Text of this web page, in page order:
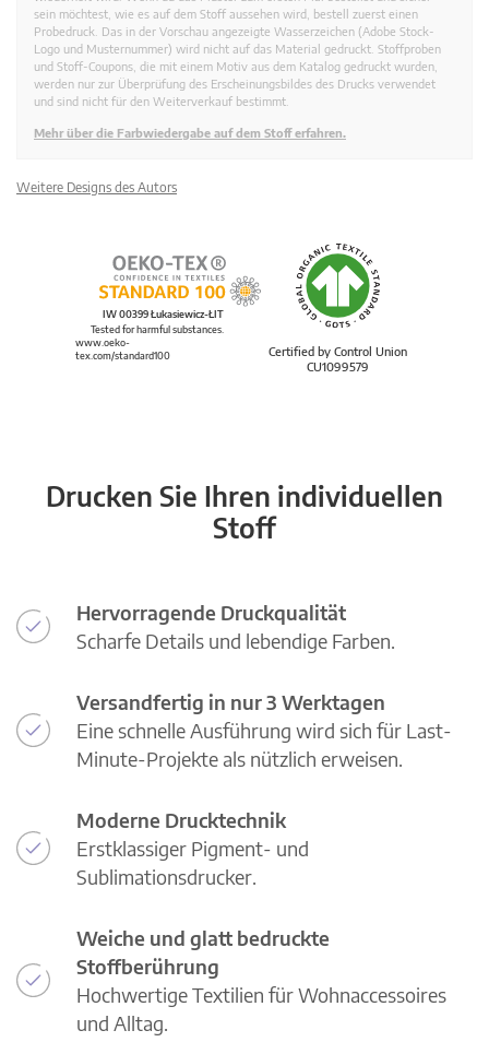
sein möchtest, wie es auf dem Stoff aussehen wird, bestell zuerst einen
Probedruck. Das in der Vorschau angezeigte Wasserzeichen (Adobe Stock-
Logo und Musternummer) wird nicht auf das Material gedruckt. Stoffproben
und Stoff-Coupons, die mit einem Motiv aus dem Katalog gedruckt wurden,
werden nur zur Überprüfung des Erscheinungsbildes des Drucks verwendet
und sind nicht für den Weiterverkauf bestimmt.
Mehr über die Farbwiedergabe auf dem Stoff erfahren.
Weitere Designs des Autors
Certified by Control Union
CU1099579
IW 00399 Łukasiewicz-ŁIT
Tested for harmful substances.
www.oeko-
tex.com/standard100
Drucken Sie Ihren individuellen
Stoff
Hervorragende Druckqualität
Scharfe Details und lebendige Farben.
Versandfertig in nur 3 Werktagen
Eine schnelle Ausführung wird sich für Last-
Minute-Projekte als nützlich erweisen.
Moderne Drucktechnik
Erstklassiger Pigment- und
Sublimationsdrucker.
Weiche und glatt bedruckte
Stoffberührung
Hochwertige Textilien für Wohnaccessoires
und Alltag.